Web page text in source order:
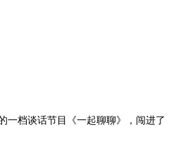
一档谈话节目《一起聊聊》，闯进了